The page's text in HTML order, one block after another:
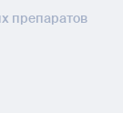
препаратов